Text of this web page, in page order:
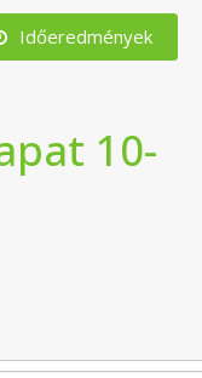
Időeredmények
10-